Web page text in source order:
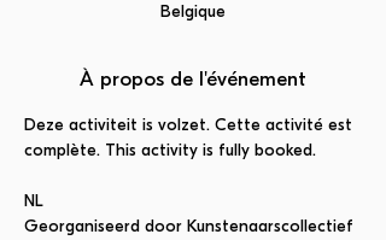
Belgique
À propos de l'événement
Deze activiteit is volzet. Cette activité est
complète. This activity is fully booked.
NL
Georganiseerd door Kunstenaarscollectief